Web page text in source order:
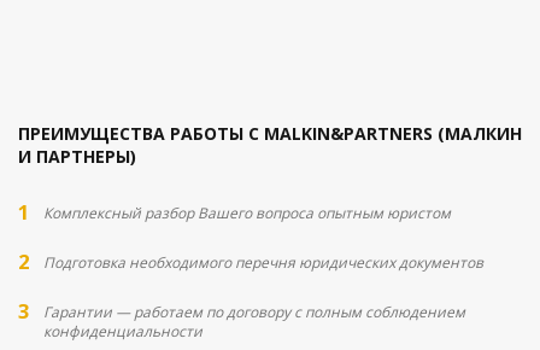
ПРЕИМУЩЕСТВА РАБОТЫ С MALKIN&PARTNERS (МАЛКИН
И ПАРТНЕРЫ)
Комплексный разбор Вашего вопроса опытным юристом
Подготовка необходимого перечня юридических документов
Гарантии — работаем по договору с полным соблюдением
конфиденциальности